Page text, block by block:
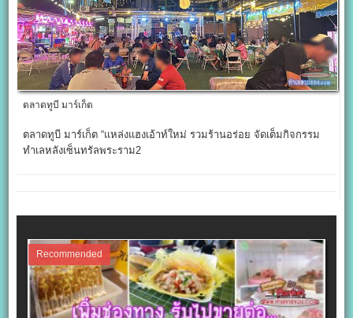
ตลาดทูบี มาร์เก็ต
ตลาดทูบี มาร์เก็ต “แหล่งแฮงเอ้าท์ใหม่ รวมร้านอร่อย จัดเต็มกิจกรรม
ทำเลหลังเซ็นทรัลพระราม2
Recommended